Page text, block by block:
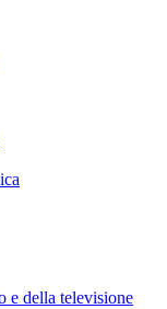
e della televisione